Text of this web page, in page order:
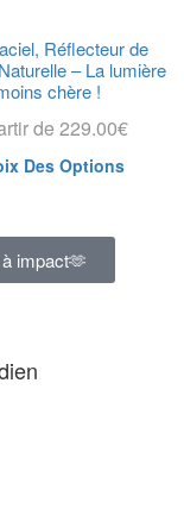
Réflecteur de
– La lumière
chère !
de 229.00€
Des Options
impact🫶